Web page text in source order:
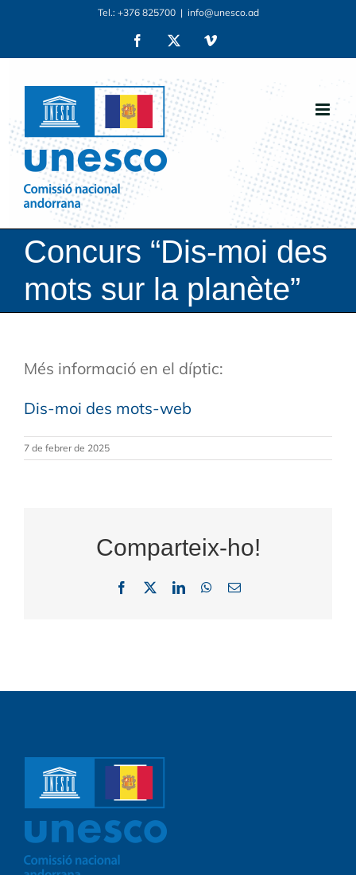
content
Tel.: +376 825700 | info@unesco.ad
Facebook Vimeo
Concurs “Dis-moi des
mots sur la planète”
Més informació en el díptic:
Dis-moi des mots-web
7 de febrer de 2025
Comparteix-ho!
Facebook LinkedInWhatsApp
Email: